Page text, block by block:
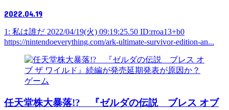
2022.04.19
1: 私は誰だ 2022/04/19(火) 09:19:25.50 ID:rroa13+b0
https://nintendoeverything.com/ark-ultimate-survivor-edition-an...
ゲーム
任天堂株大暴落!? 『ゼルダの伝説 ブレス オブ